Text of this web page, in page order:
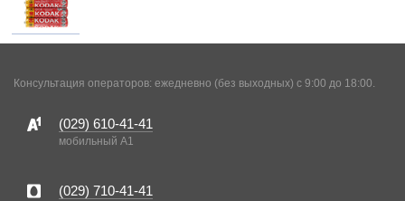
Консультация операторов: ежедневно (без выходных) с 9:00 до 18:00.
(029) 610-41-41
мобильный A1
(029) 710-41-41